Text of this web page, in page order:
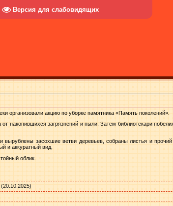
Версия для слабовидящих
организовали акцию по уборке памятника «Память поколений».
накопившихся загрязнений и пыли. Затем библиотекари
засохшие ветви деревьев, собраны листья и
и аккуратный вид.
облик.
(20.10.2025)